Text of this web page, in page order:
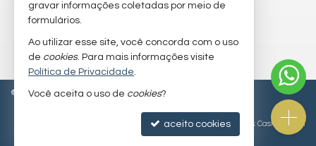
imóveis favoritos
mapa de imóveis
© 2026 CRECI/SC 7179-J Política de Privacidade
Site para imobiliárias: Castel Digital
gravar informações coletadas por meio de
formulários.
Ao utilizar esse site, você concorda com o uso
de cookies. Para mais informações visite
Política de Privacidade.
Você aceita o uso de cookies?
aceito cookies